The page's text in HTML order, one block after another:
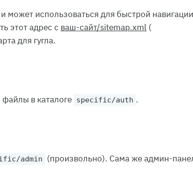
может использоваться для быстрой
этот адрес с ваш-сайт/sitemap.xml (
для гугла.
в каталоге specific/auth .
admin (произвольно). Сама же админ-